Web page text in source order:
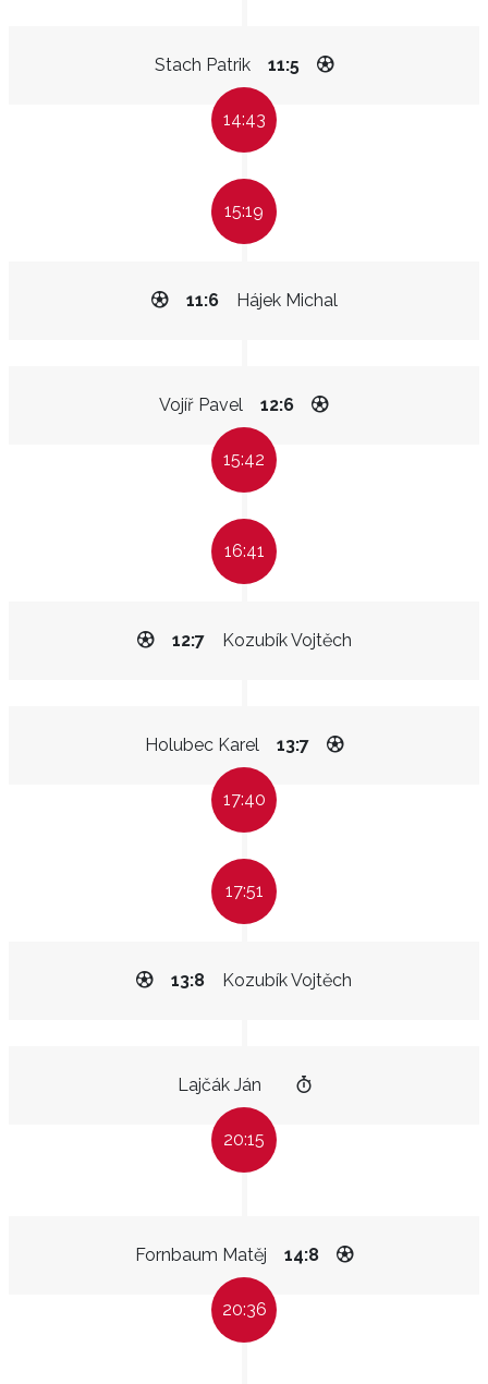
Stach Patrik 11:5
14:43
15:19
Hájek Michal
11:6
Vojíř Pavel 12:6
15:42
16:41
Kozubík Vojtěch
12:7
Holubec Karel 13:7
17:40
17:51
Kozubík Vojtěch
13:8
Lajčák Ján
20:15
Fornbaum Matěj 14:8
20:36